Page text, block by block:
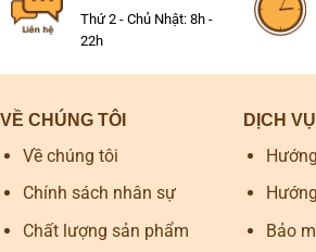
Thứ 2 - Chủ Nhật: 8h -
22h
VỀ CHÚNG TÔI
Về chúng tôi
Chính sách nhân sự
Chất lượng sản phẩm
DỊCH
Bảo